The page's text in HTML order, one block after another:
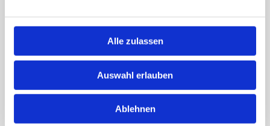
Alle zulassen
Auswahl erlauben
Ablehnen
Professionelle Behandlungen mit dermacura
Unser Dienstleistungsangebot
Vor Behandlungsbeginn führen wir eine gründliche
Aufklärung über unsere Behandlungsverfahren. Wir